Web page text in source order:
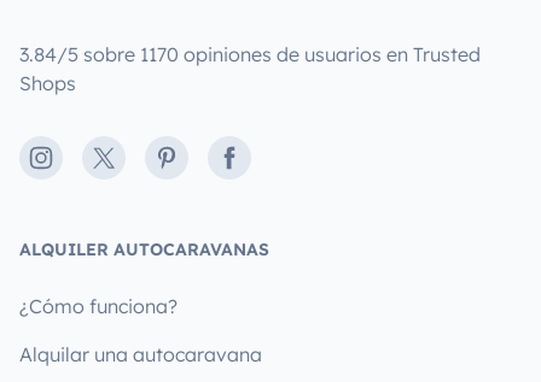
3.84/5 sobre 1170 opiniones de usuarios en Trusted
Shops
Instagram
X PinterestFacebook
ALQUILER AUTOCARAVANAS
¿Cómo funciona?
Alquilar una autocaravana